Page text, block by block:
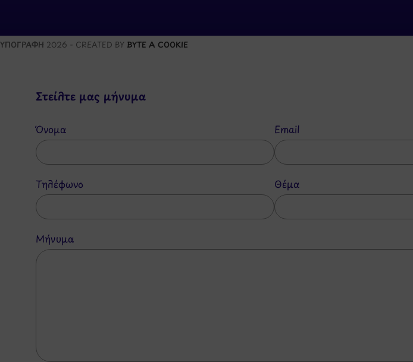
ΥΠΟΓΡΑΦΗ 2026 - CREATED BY BYTE A COOKIE
Στείλτε μας μήνυμα
Όνομα Email
Τηλέφωνο Θέμα
Μήνυμα